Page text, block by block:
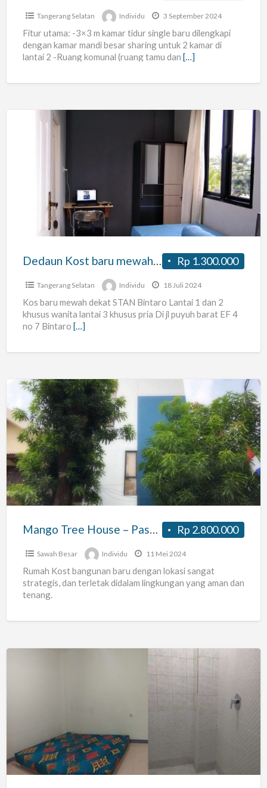
Tangerang Selatan Individu 3 September 2024
Fitur utama: -3×3 m kamar tidur single baru dilengkapi
dengan kamar mandi besar sharing untuk 2 kamar di
lantai 2 -Ruang komunal (ruang tamu dan […]
Rp 1.300.000
Tangerang Selatan Individu 18 Juli 2024
Kos baru mewah dekat STAN Bintaro Lantai 1 dan 2
khusus wanita lantai 3 khusus pria Di jl puyuh barat EF 4
no 7 Bintaro […]
Mango
Tree
House
–
Pasar
Baru
Rp 2.800.000
Mango Tree House – Pasar Baru
Sawah Besar Individu 11 Mei 2024
Rumah Kost bangunan baru dengan lokasi sangat
strategis, dan terletak didalam lingkungan yang aman dan
tenang.
Jakarta
Pusat